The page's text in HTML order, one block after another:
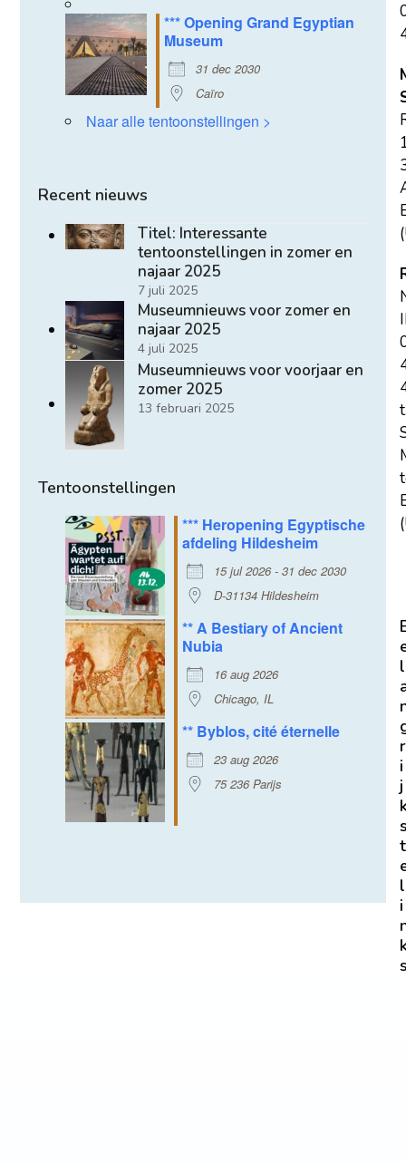
*** Opening Grand Egyptian
Museum
31 dec 2030
Caïro
Naar alle tentoonstellingen >
Recent nieuws
Titel: Interessante
tentoonstellingen in zomer en
najaar 2025
7 juli 2025
Museumnieuws voor zomer en
najaar 2025
4 juli 2025
Museumnieuws voor voorjaar en
zomer 2025
13 februari 2025
Tentoonstellingen
*** Heropening Egyptische
afdeling Hildesheim
15 jul 2026 - 31 dec 2030
D-31134 Hildesheim
** A Bestiary of Ancient
Nubia
16 aug 2026
Chicago, IL
** Byblos, cité éternelle
23 aug 2026
75 236 Parijs
l
r
i
j
t
l
i